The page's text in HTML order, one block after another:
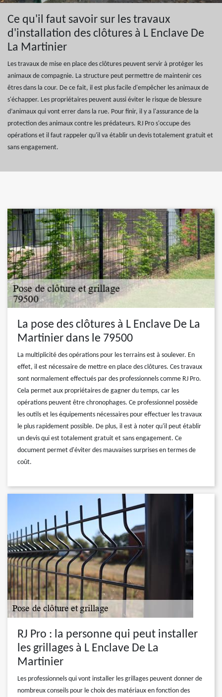
Ce qu'il faut savoir sur les travaux
d'installation des clôtures à L Enclave De
La Martinier
Les travaux de mise en place des clôtures peuvent servir à protéger les
animaux de compagnie. La structure peut permettre de maintenir ces
êtres dans la cour. De ce fait, il est plus facile d'empêcher les animaux de
s'échapper. Les propriétaires peuvent aussi éviter le risque de blessure
d’animaux qui vont errer dans la rue. Pour finir, il y a l'assurance de la
protection des animaux contre les prédateurs. RJ Pro s'occupe des
opérations et il faut rappeler qu'il va établir un devis totalement gratuit et
sans engagement.
La pose des clôtures à L Enclave De La
Martinier dans le 79500
La multiplicité des opérations pour les terrains est à soulever. En
effet, il est nécessaire de mettre en place des clôtures. Ces travaux
sont normalement effectués par des professionnels comme RJ Pro.
Cela permet aux propriétaires de gagner du temps, car les
opérations peuvent être chronophages. Ce professionnel possède
les outils et les équipements nécessaires pour effectuer les travaux
le plus rapidement possible. De plus, il est à noter qu'il peut établir
un devis qui est totalement gratuit et sans engagement. Ce
document permet d'éviter des mauvaises surprises en termes de
coût.
RJ Pro : la personne qui peut installer
les grillages à L Enclave De La
Martinier
Les professionnels qui vont installer les grillages peuvent donner de
nombreux conseils pour le choix des matériaux en fonction des